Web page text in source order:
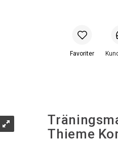
Thieme